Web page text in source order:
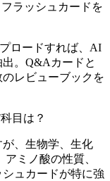
フラッシュカードを
ロードすれば、AI
。Q&Aカードと
レビューブックを
目は？
、生物学、生化
ミノ酸の性質、
ュカードが特に強